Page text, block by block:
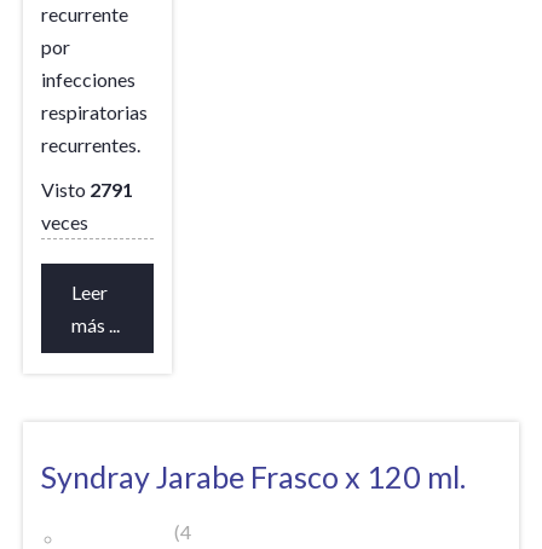
recurrente
por
infecciones
respiratorias
recurrentes.
Visto 2791
veces
Leer
más ...
Syndray Jarabe Frasco x 120 ml.
(4